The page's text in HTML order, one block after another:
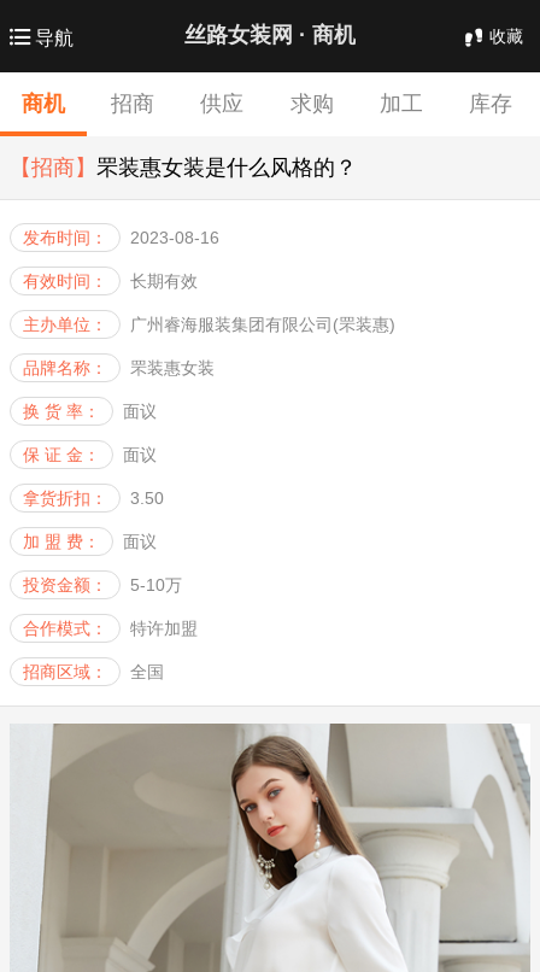
导航 丝路女装网 · 商机 收藏
商机 招商 供应 求购 加工 库存
批发 合作
【招商】罘装惠女装是什么风格的？
发布时间： 2023-08-16
有效时间： 长期有效
主办单位： 广州睿海服装集团有限公司(罘装惠)
品牌名称： 罘装惠女装
换 货 率： 面议
保 证 金： 面议
拿货折扣： 3.50
加 盟 费： 面议
投资金额： 5-10万
合作模式： 特许加盟
招商区域： 全国